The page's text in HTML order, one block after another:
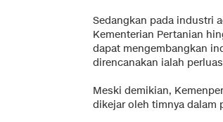
Sedangkan pada industri
Kementerian Pertanian
dapat mengembangkan
direncanakan ialah
Meski demikian,
dikejar oleh timnya